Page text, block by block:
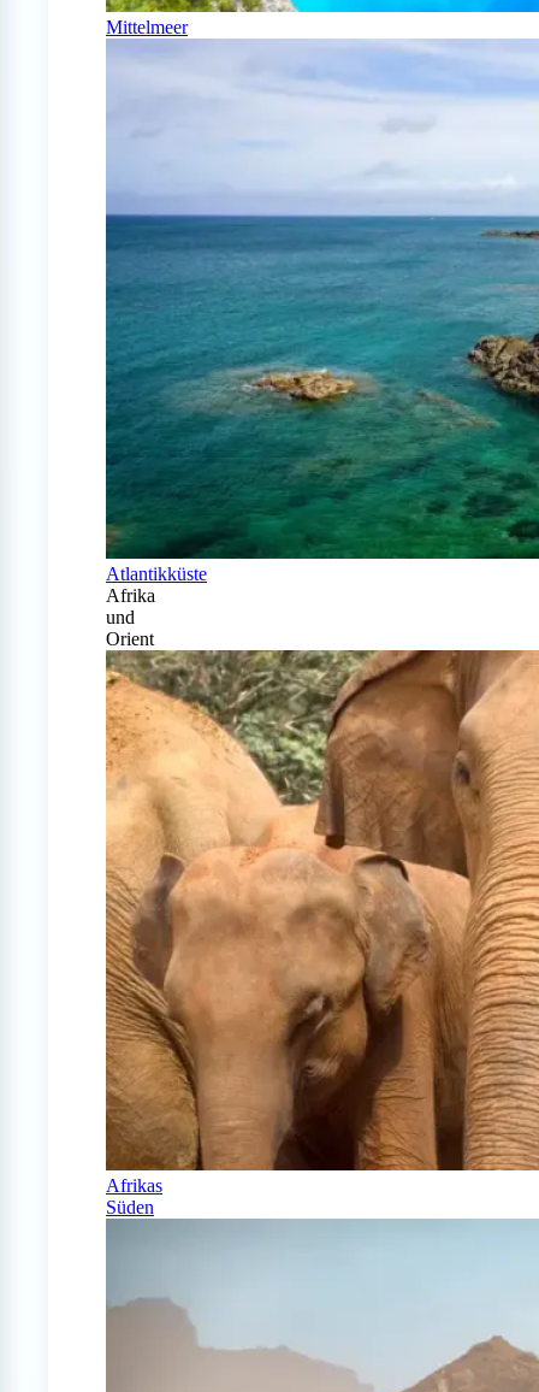
Mittelmeer
Atlantikküste
Afrika
und
Orient
Afrikas
Süden